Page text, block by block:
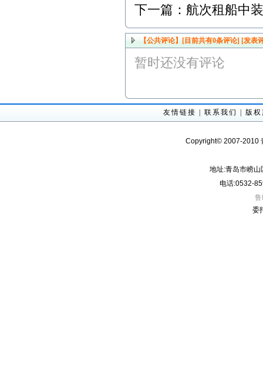
下一篇： 航次租船中
【公共评论】[目前共有0条评论] [发表
暂时还没有评论
友情链接 联系我们 版
Copyright© 2007-2010
地址:青岛市崂
电话:0532-
委